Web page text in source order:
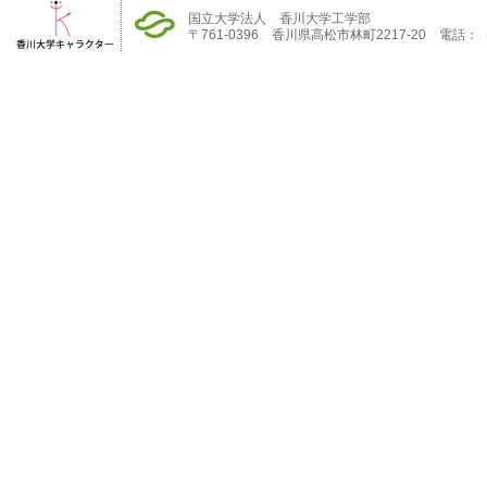
国立大学法人 香川大学工学部
〒761-0396 香川県高松市林町2217-20 電話：